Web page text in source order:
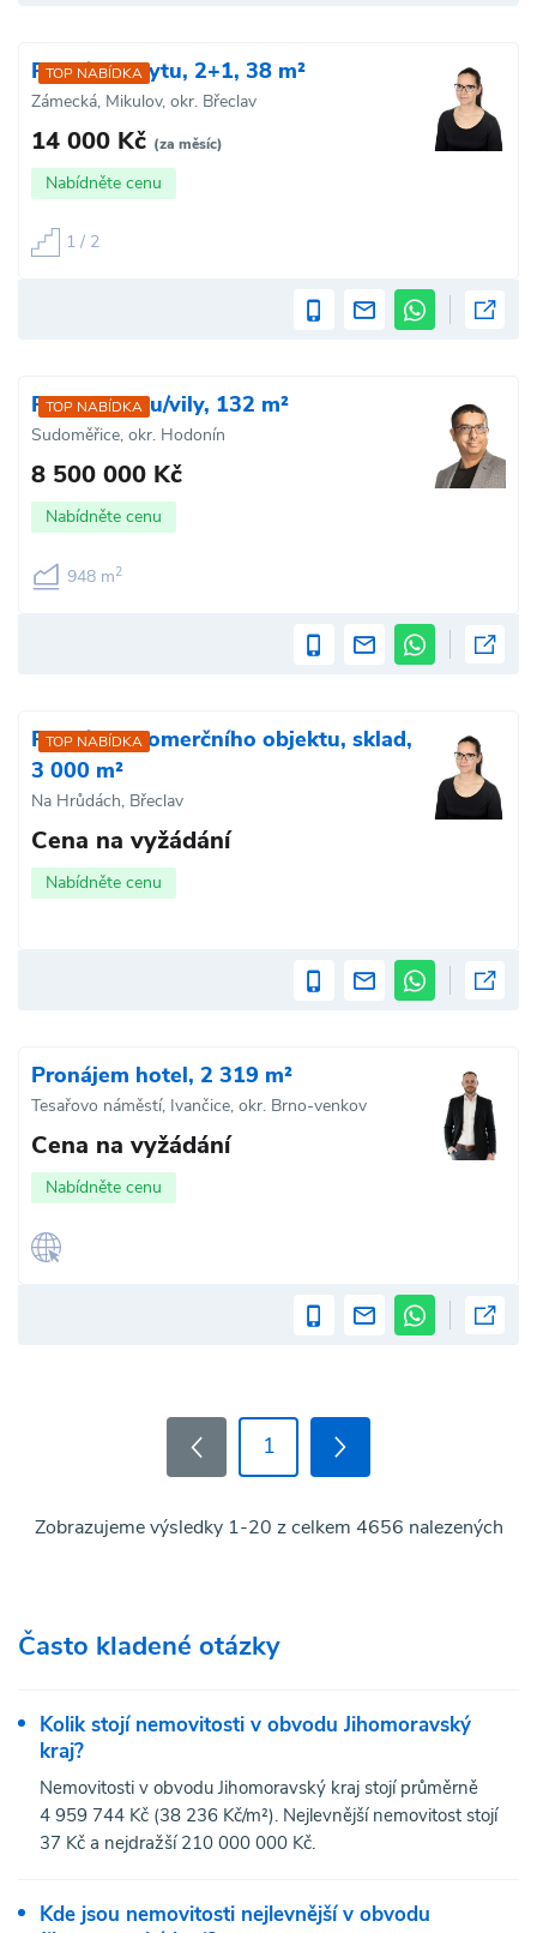
TOP NABÍDKA
Pronájem bytu, 2+1, 38 m²
Zámecká, Mikulov, okr. Břeclav
14 000 Kč (za měsíc)
Nabídněte cenu
1 / 2
TOP NABÍDKA
Prodej domu/vily, 132 m²
Sudoměřice, okr. Hodonín
8 500 000 Kč
Nabídněte cenu
948 m2
TOP NABÍDKA
Pronájem komerčního objektu, sklad,
3 000 m²
Na Hrůdách, Břeclav
Cena na vyžádání
Nabídněte cenu
Pronájem hotel, 2 319 m²
Tesařovo náměstí, Ivančice, okr. Brno-venkov
Cena na vyžádání
Nabídněte cenu
1
Zobrazujeme výsledky 1-20 z celkem 4656 nalezených
Často kladené otázky
Kolik stojí nemovitosti v obvodu Jihomoravský
kraj?
Nemovitosti v obvodu Jihomoravský kraj stojí průměrně
4 959 744 Kč (38 236 Kč/m²). Nejlevnější nemovitost stojí
37 Kč a nejdražší 210 000 000 Kč.
Kde jsou nemovitosti nejlevnější v obvodu